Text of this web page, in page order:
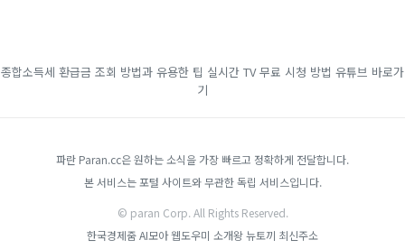
종합소득세 환급금 조회 방법과 유용한 팁 실시간 TV 무료 시청 방법 유튜브 바로가
기
파란 Paran.cc은 원하는 소식을 가장 빠르고 정확하게 전달합니다.
본 서비스는 포털 사이트와 무관한 독립 서비스입니다.
© paran Corp. All Rights Reserved.
한국경제줌AI모아웹도우미 소개왕뉴토끼 최신주소